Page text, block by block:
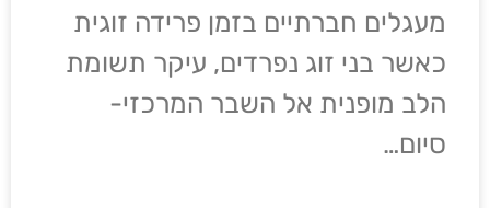
מעגלים חברתיים בזמן פרידה זוגית
כאשר בני זוג נפרדים, עיקר תשומת
הלב מופנית אל השבר המרכזי-
סיום…